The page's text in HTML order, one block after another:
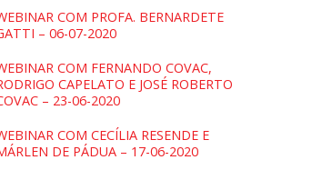
COM PROFA. BERNARDETE
– 06-07-2020
COM FERNANDO COVAC,
CAPELATO E JOSÉ ROBERTO
– 23-06-2020
COM CECÍLIA RESENDE E
DE PÁDUA – 17-06-2020